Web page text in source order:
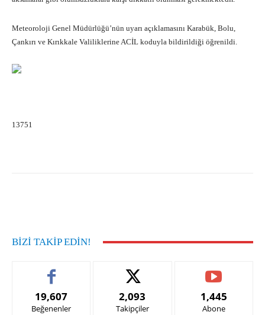
Meteoroloji Genel Müdürlüğü’nün uyarı açıklamasını Karabük, Bolu,
Çankırı ve Kırıkkale Valiliklerine ACİL koduyla bildirildiği öğrenildi.
13751
BIZI TAKIP EDIN!
19,607
Beğenenler
2,093
Takipçiler
1,445
Abone